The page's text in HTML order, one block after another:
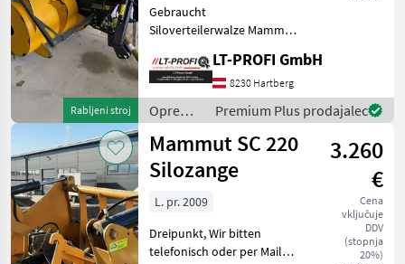
Rabljeni stroj
Gebraucht
Siloverteilerwalze Mammut
"PRIVATVERKAUF" - Front-
Heckanbau
(Umkehrgetriebe) -
Hydraulische Schwenkung -
Gelenkwelle Super
LT-PROFI GmbH
8230 Hartberg
Oprema
za
krmljenje
/
Mammut
Premium Plus prodajalec
Mammut SC 220
Silozange
3.260
€
Cena
vključuje
DDV
(stopnja
20%)
L. pr. 2009
Dreipunkt, Wir bitten
telefonisch oder per Mail